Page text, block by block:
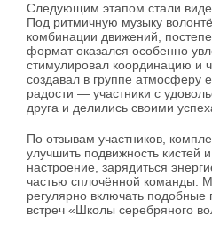
Следующим этапом стали
Под ритмичную музыку
комбинации движений,
формат оказался особенно
стимулировал координацию и
создавал в группе атмосферу
радости — участники с
друга и делились своими
По отзывам участников,
улучшить подвижность кистей
настроение, зарядиться
частью сплочённой команды.
регулярно включать подобные
встреч «Школы серебряного